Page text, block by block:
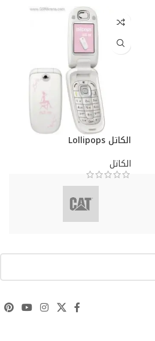
الكاتل Lollipops
الكاتل